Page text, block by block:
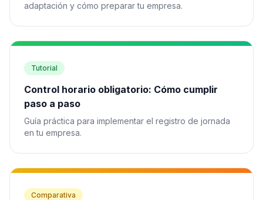
adaptación y cómo preparar tu empresa.
Tutorial
Control horario obligatorio: Cómo cumplir
paso a paso
Guía práctica para implementar el registro de jornada
en tu empresa.
Comparativa